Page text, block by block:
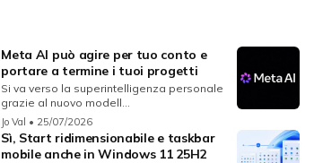
Meta AI può agire per tuo conto e
portare a termine i tuoi progetti
Si va verso la superintelligenza personale
grazie al nuovo modell...
Jo Val • 25/07/2026
Sì, Start ridimensionabile e taskbar
mobile anche in Windows 11 25H2